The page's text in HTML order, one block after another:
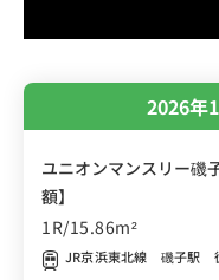
2026年
ユニオンマンスリー
額】
1R/15.86m²
JR京浜東北線 磯子駅